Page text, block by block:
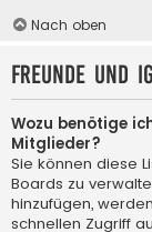
Nach oben
Freunde und
Wozu benötige
Mitglieder?
Sie können diese
Boards zu
hinzufügen,
schnellen Zugriff